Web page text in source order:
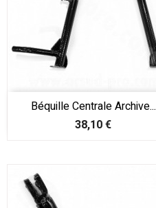
Béquille Centrale Archive...
Prix
38,10 €